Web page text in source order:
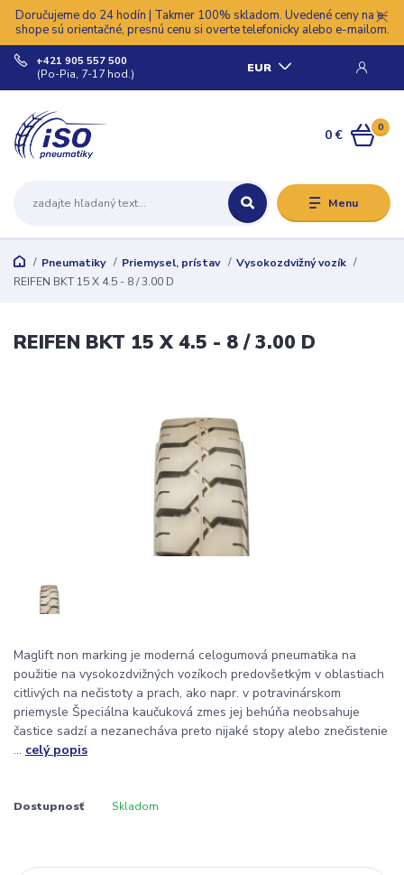
Doručujeme do 24 hodín | Takmer 100% skladom. Uvedené ceny na e-
shope sú orientačné, presnú cenu si overte telefonicky alebo e-mailom.
Menu
EUR
+421 905 557 500
(Po-Pia, 7-17 hod.)
0
0 €
Pneumatiky Priemysel, prístav
Vysokozdvižný vozík
REIFEN BKT 15 X 4.5 - 8 / 3.00 D
REIFEN BKT 15 X 4.5 - 8 / 3.00 D
Maglift non marking je moderná celogumová pneumatika na
použitie na vysokozdvižných vozíkoch predovšetkým v oblastiach
citlivých na nečistoty a prach, ako napr. v potravinárskom
priemysle Špeciálna kaučuková zmes jej behúňa neobsahuje
častice sadzí a nezanecháva preto nijaké stopy alebo znečistenie
... celý popis
Dostupnosť Skladom